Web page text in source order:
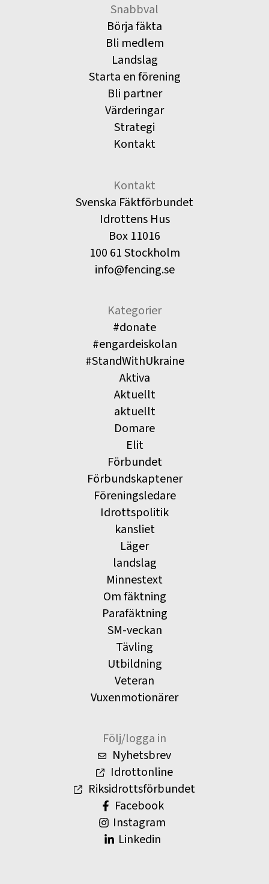
Snabbval
Börja fäkta
Bli medlem
Landslag
Starta en förening
Bli partner
Värderingar
Strategi
Kontakt
Kontakt
Svenska Fäktförbundet
Idrottens Hus
Box 11016
100 61 Stockholm
info@fencing.se
Kategorier
#donate
#engardeiskolan
#StandWithUkraine
Aktiva
Aktuellt
aktuellt
Domare
Elit
Förbundet
Förbundskaptener
Föreningsledare
Idrottspolitik
kansliet
Läger
landslag
Minnestext
Om fäktning
Parafäktning
SM-veckan
Tävling
Utbildning
Veteran
Vuxenmotionärer
Följ/logga in
Nyhetsbrev
Idrottonline
Riksidrottsförbundet
Facebook
Instagram
Linkedin